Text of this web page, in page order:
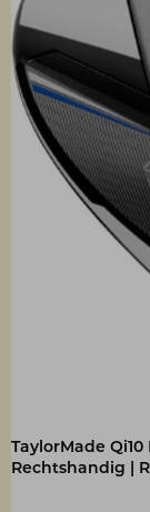
TaylorMade Qi10
Rechtshandig |